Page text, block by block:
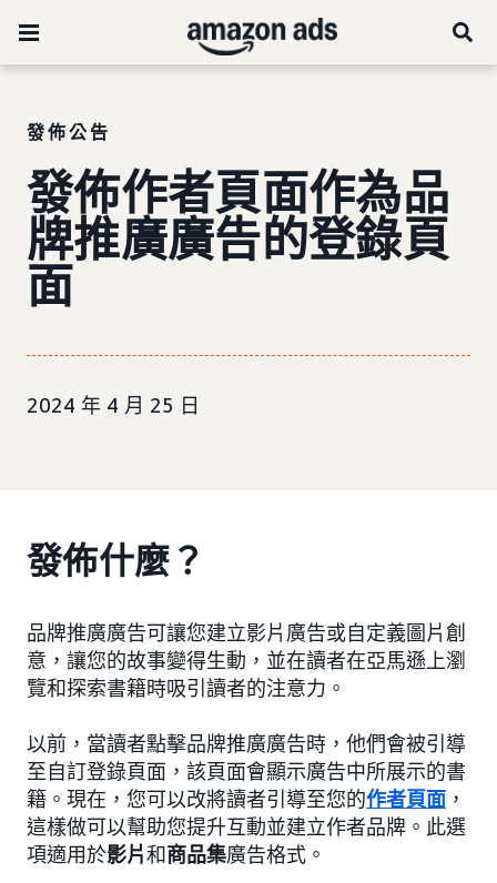
發佈公告
發佈作者頁面作為品
牌推廣廣告的登錄頁
面
2024 年 4 月 25 日
發佈什麼？
品牌推廣廣告可讓您建立影片廣告或自定義圖片創
意，讓您的故事變得生動，並在讀者在亞馬遜上瀏
覽和探索書籍時吸引讀者的注意力。
以前，當讀者點擊品牌推廣廣告時，他們會被引導
至自訂登錄頁面，該頁面會顯示廣告中所展示的書
籍。現在，您可以改將讀者引導至您的作者頁面 ，
這樣做可以幫助您提升互動並建立作者品牌。此選
項適用於影片和商品集廣告格式。